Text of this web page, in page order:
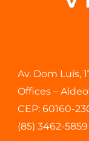
Av. Dom Luís,
Offices –
CEP: 60160-
(85) 3462-5859